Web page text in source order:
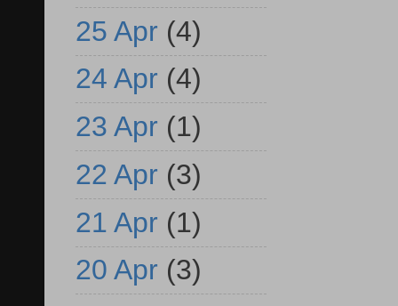
25 Apr (4)
24 Apr (4)
23 Apr (1)
22 Apr (3)
21 Apr (1)
20 Apr (3)